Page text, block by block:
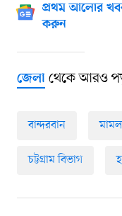
প্রথম আলোর
করুন
জেলাথেকে আরও
বান্দরবান
চট্টগ্রাম বিভাগ